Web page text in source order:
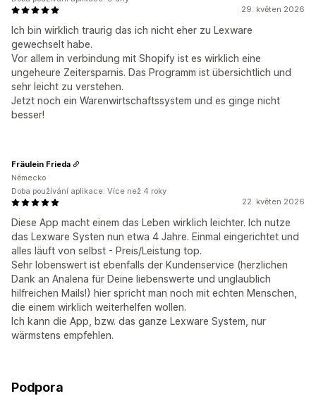
29. květen 2026
Ich bin wirklich traurig das ich nicht eher zu Lexware
gewechselt habe.
Vor allem in verbindung mit Shopify ist es wirklich eine
ungeheure Zeitersparnis. Das Programm ist übersichtlich und
sehr leicht zu verstehen.
Jetzt noch ein Warenwirtschaftssystem und es ginge nicht
besser!
22. květen 2026
Diese App macht einem das Leben wirklich leichter. Ich nutze
das Lexware Systen nun etwa 4 Jahre. Einmal eingerichtet und
alles läuft von selbst - Preis/Leistung top.
Sehr lobenswert ist ebenfalls der Kundenservice (herzlichen
Dank an Analena für Deine liebenswerte und unglaublich
hilfreichen Mails!) hier spricht man noch mit echten Menschen,
die einem wirklich weiterhelfen wollen.
Ich kann die App, bzw. das ganze Lexware System, nur
wärmstens empfehlen.
Fräulein Frieda
Německo
Doba používání aplikace: Více než 4 roky
Podpora